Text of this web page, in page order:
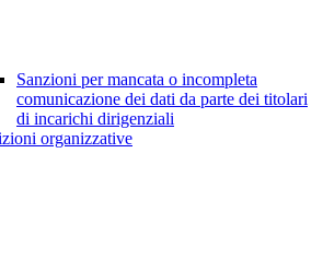
Sanzioni per mancata o incompleta
comunicazione dei dati da parte dei titolari
di incarichi dirigenziali
organizzative